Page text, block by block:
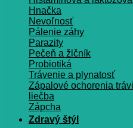
Hnačka
Nevoľnosť
Pálenie záhy
Parazity
Pečeň a žlčník
Probiotiká
Trávenie a plynatosť
Zápalové ochorenia
liečba
Zápcha
Zdravý štýl